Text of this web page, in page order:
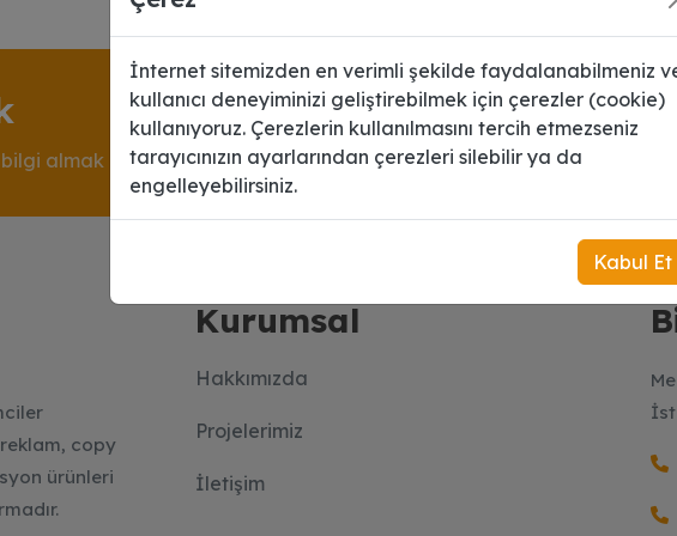
almak için üye olun.
copy
ürünleri
Kurumsal
Hakkımızda
Projelerimiz
İletişim
İnternet sitemizden en verimli şekilde faydalanabilmeniz
kullanıcı deneyiminizi geliştirebilmek için çerezler (cookie)
kullanıyoruz. Çerezlerin kullanılmasını tercih etmezseniz
tarayıcınızın ayarlarından çerezleri silebilir ya da
engelleyebilirsiniz.
Kabul Et